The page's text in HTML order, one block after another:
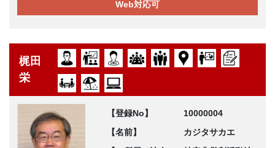
Web対応可
梶田
栄
【登録No】
10000004
【名前】
カジタサカエ